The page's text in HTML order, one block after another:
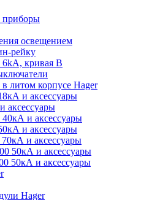
приборы
освещением
рейку
6kA, кривая В
литом корпусе Hager
и аксессуары
аксессуары
и аксессуары
и аксессуары
и аксессуары
50кА и аксессуары
50кА и аксессуары
Hager